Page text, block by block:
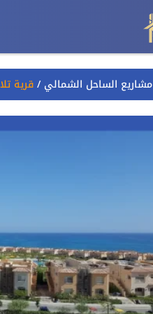
مشاريع الساحل الشمالي /قرية